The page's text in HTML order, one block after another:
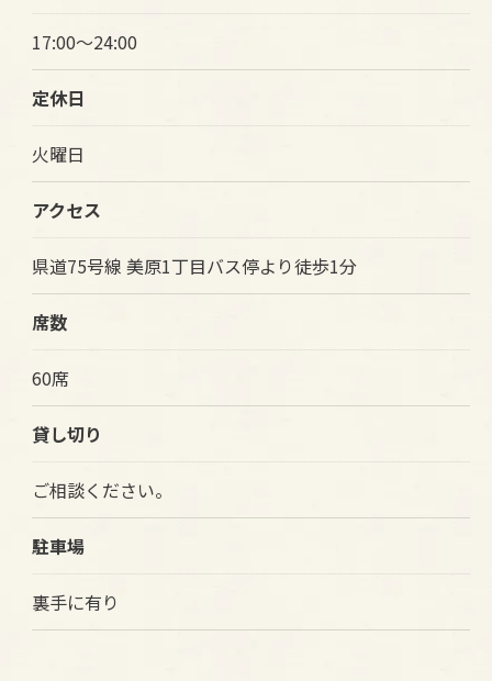
17:00～24:00
定休日
火曜日
アクセス
県道75号線 美原1丁目バス停より徒歩1分
席数
60席
貸し切り
ご相談ください。
駐車場
裏手に有り